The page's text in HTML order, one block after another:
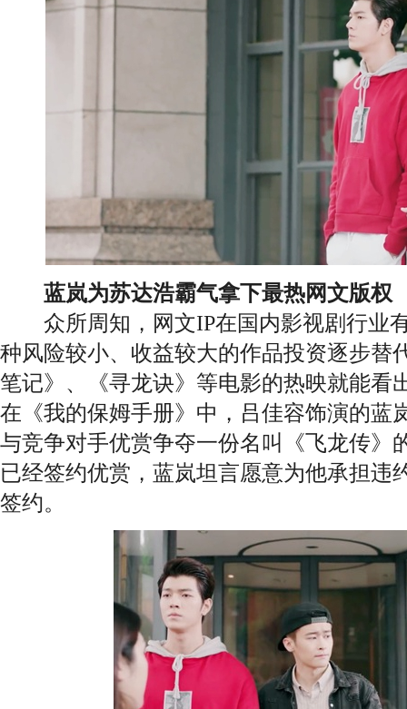
蓝岚为苏达浩霸气拿下最热网文版权
众所周知，网文IP在国内影视剧行业
种风险较小、收益较大的作品投资逐步替
笔记》、《寻龙诀》等电影的热映就能看
在《我的保姆手册》中，吕佳容饰演的蓝
与竞争对手优赏争夺一份名叫《飞龙传》
已经签约优赏，蓝岚坦言愿意为他承担违
签约。